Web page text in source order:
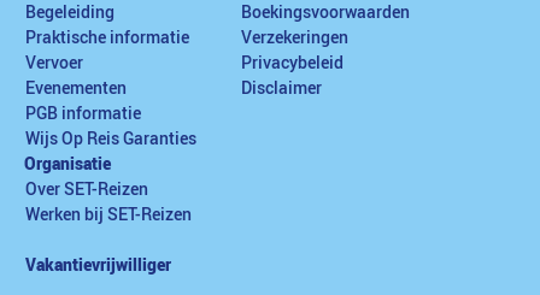
Begeleiding
Praktische informatie
Vervoer
Evenementen
PGB informatie
Wijs Op Reis Garanties
Boekingsvoorwaarden
Verzekeringen
Privacybeleid
Disclaimer
Organisatie
Over SET-Reizen
Werken bij SET-Reizen
Vakantievrijwilliger